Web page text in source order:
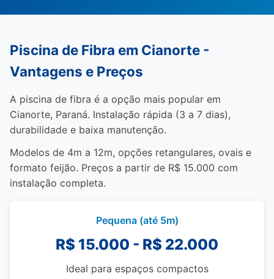
Piscina de Fibra em Cianorte -
Vantagens e Preços
A piscina de fibra é a opção mais popular em
Cianorte, Paraná. Instalação rápida (3 a 7 dias),
durabilidade e baixa manutenção.
Modelos de 4m a 12m, opções retangulares, ovais e
formato feijão. Preços a partir de R$ 15.000 com
instalação completa.
Pequena (até 5m)
R$ 15.000 - R$ 22.000
Ideal para espaços compactos